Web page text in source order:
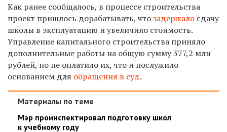
Как ранее сообщалось, в процессе строительства
проект пришлось дорабатывать, чтозадержало сдачу
школы в эксплуатацию и увеличило стоимость.
Управление капитального строительства приняло
дополнительные работы на общую сумму 377,2 млн
рублей, но не оплатило их, что и послужило
основанием для обращения в суд.
Материалы по теме
Мэр проинспектировал подготовку школ
к учебному году